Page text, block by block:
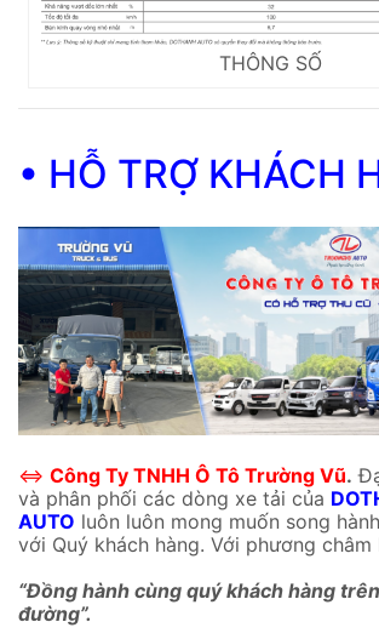
THÔNG SỐ
• HỖ TRỢ KHÁCH
⇔ Công Ty TNHH Ô Tô Trường Vũ.
và phân phối các dòng xe tải của
AUTO luôn luôn mong muốn song
với Quý khách hàng. Với phương châm
“Đồng hành cùng quý khách hàng
đường”.